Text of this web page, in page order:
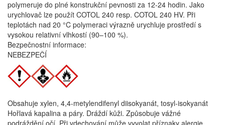
polymeruje do plné konstrukční pevnosti za 12-24 hodin. Jako
urychlovač lze použít COTOL 240 resp. COTOL 240 HV. Při
teplotách nad 20 °C polymeraci výrazně urychluje prostředí s
vysokou relativní vlhkostí (90–100 %).
Bezpečnostní informace:
NEBEZPEČÍ
Obsahuje xylen, 4,4-metylendifenyl diisokyanát, tosyl-isokyanát
Hořlavá kapalina a páry. Dráždí kůži. Způsobuje vážné
podráždění očí. Při vdechování může vyvolat příznaky alergie